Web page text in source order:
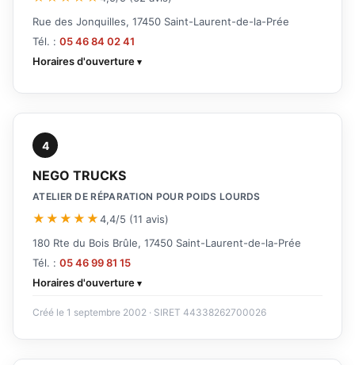
Rue des Jonquilles, 17450 Saint-Laurent-de-la-Prée
Tél. : 05 46 84 02 41
Horaires d'ouverture
4
NEGO TRUCKS
ATELIER DE RÉPARATION POUR POIDS LOURDS
★★★★★4,4/5 (11 avis)
180 Rte du Bois Brûle, 17450 Saint-Laurent-de-la-Prée
Tél. : 05 46 99 81 15
Horaires d'ouverture
Créé le 1 septembre 2002 · SIRET 44338262700026